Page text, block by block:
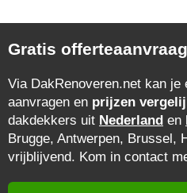
Gratis offerteaanvraag
Via DakRenoveren.net kan je
aanvragen en prijzen
dakdekkers uit Nederland en
Brugge, Antwerpen, Brussel,
vrijblijvend. Kom in contact